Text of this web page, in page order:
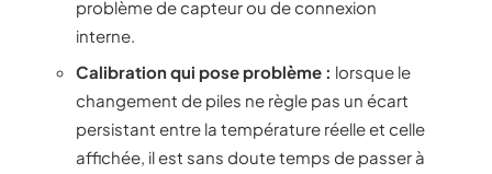
problème de capteur ou de connexion
interne.
Calibration qui pose problème : lorsque le
changement de piles ne règle pas un écart
persistant entre la température réelle et celle
affichée, il est sans doute temps de passer à